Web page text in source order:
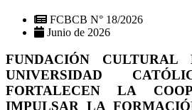
FCBCB N° 18/2026
Junio de 2026
FUNDACIÓN
UNIVERSIDAD
FORTALECEN LA
IMPULSAR LA